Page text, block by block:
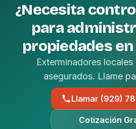
¿Necesita
para
propiedades
Exterminadores
asegurados. Llame
Llamar (929)
Cotización